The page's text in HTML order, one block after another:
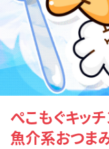
ぺこもぐキッ
魚介系おつま